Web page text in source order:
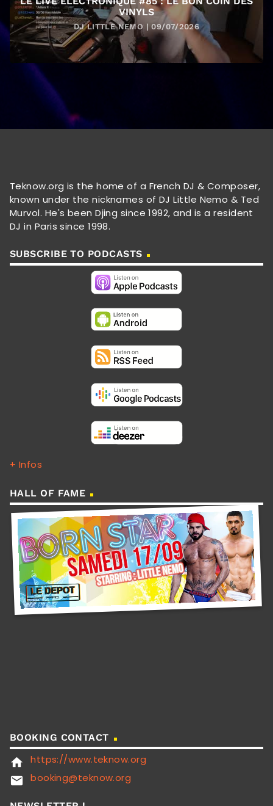
VINYLS
DJ LITTLE NEMO | 09/07/2026
Teknow.org is the home of a French DJ & Composer,
known under the nicknames of DJ Little Nemo & Ted
Murvol. He's been Djing since 1992, and is a resident
DJ in Paris since 1998.
SUBSCRIBE TO PODCASTS
+ Infos
HALL OF FAME
BOOKING CONTACT
home https://www.teknow.org
email booking@teknow.org